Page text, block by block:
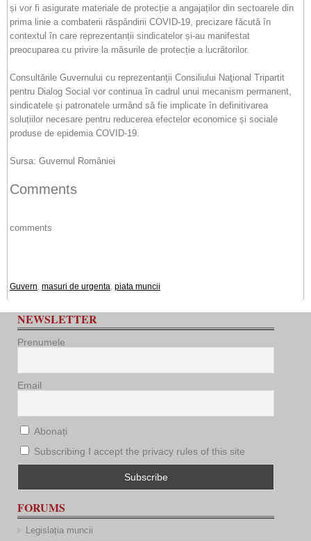
și vor fi asigurate materiale de protecție a angajaților din sectoarele din
prima linie a combaterii răspândirii COVID-19, precizare făcută în
contextul în care reprezentanții sindicatelor și-au manifestat
preocuparea cu privire la măsurile de protecție a lucrătorilor.
Consultările Guvernului cu reprezentanții Consiliului Naţional Tripartit
pentru Dialog Social vor continua în cadrul unui mecanism permanent,
sindicatele și patronatele urmând să fie implicate în definitivarea
soluțiilor necesare pentru reducerea efectelor economice și sociale
produse de epidemia COVID-19.
Sursa: Guvernul României
Comments
comments
Guvern, masuri de urgenta, piata muncii
NEWSLETTER
Prenumele
Email
Abonați
Subscribing I accept the privacy rules of this site
FORUMS
Legislația muncii